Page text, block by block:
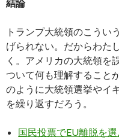
結論
トランプ大統領のこうい
げられない。だからわた
く。アメリカの大統領を
ついて何も理解すること
のように大統領選挙やイ
を繰り返すだろう。
国民投票でEU離脱を